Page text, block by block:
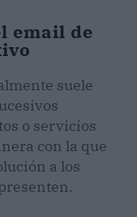
email de
suele
o servicios
con la que
a los